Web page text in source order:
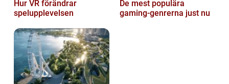
Hur VR förändrar
spelupplevelsen
De mest populära
gaming-genrerna just nu